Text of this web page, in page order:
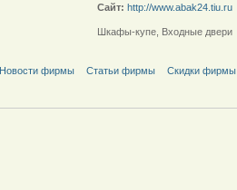
Сайт: http://www.abak24.tiu.ru
Шкафы-купе, Входные двери
Новости фирмы Статьи фирмы Скидки фирмы